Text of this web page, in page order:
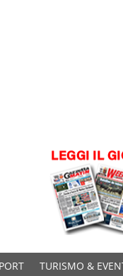
TURISMO &